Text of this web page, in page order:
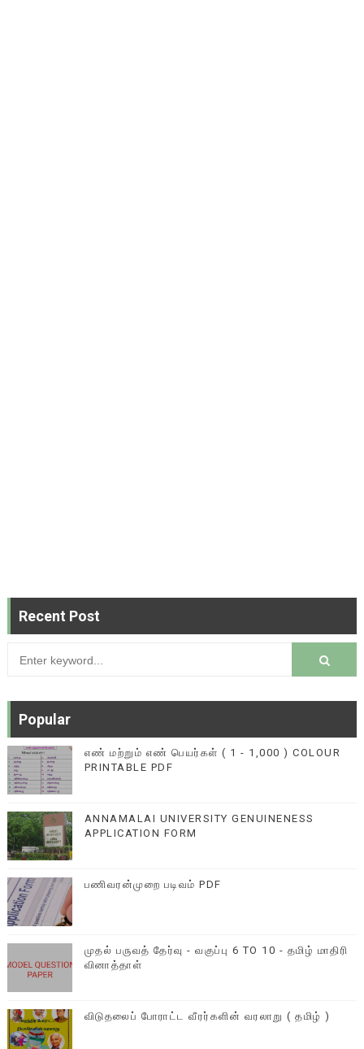
Recent Post
Popular
எண் மற்றும் எண் பெயர்கள் ( 1 - 1,000 ) COLOUR
PRINTABLE PDF
ANNAMALAI UNIVERSITY GENUINENESS
APPLICATION FORM
பணிவரன்முறை படிவம் PDF
முதல் பருவத் தேர்வு - வகுப்பு 6 TO 10 - தமிழ் மாதிரி
வினாத்தாள்
விடுதலைப் போராட்ட வீரர்களின் வரலாறு ( தமிழ் )